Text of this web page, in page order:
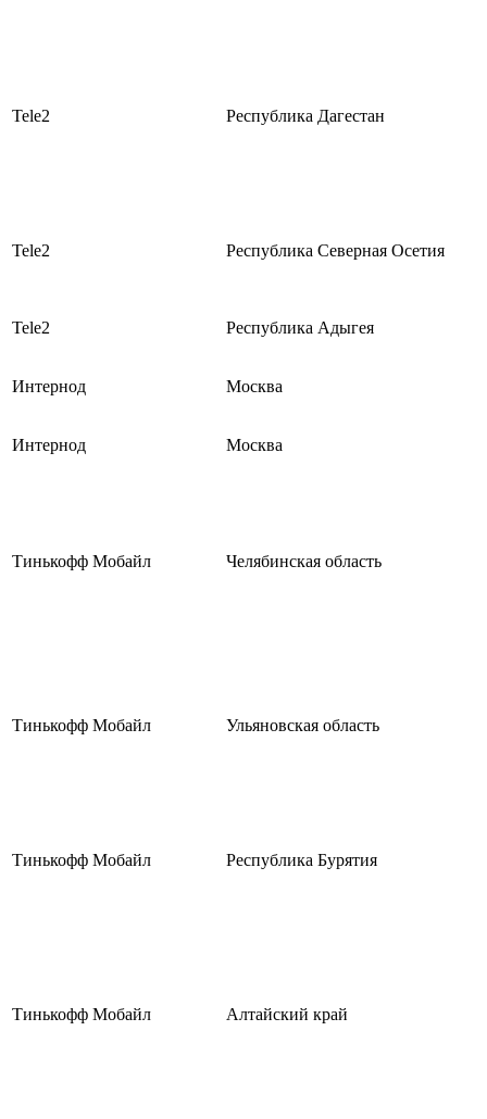
Tele2 Республика Дагестан
Tele2 Республика Северная Осетия
Tele2 Республика Адыгея
Интернод Москва
Интернод Москва
Тинькофф Мобайл Челябинская область
Тинькофф Мобайл Ульяновская область
Тинькофф Мобайл Республика Бурятия
Тинькофф Мобайл Алтайский край